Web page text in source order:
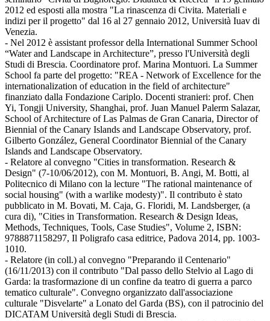
2012 ed esposti alla mostra "La rinascenza di Civita. Materiali e
indizi per il progetto" dal 16 al 27 gennaio 2012, Università Iuav di
Venezia.
- Nel 2012 è assistant professor della International Summer School
“Water and Landscape in Architecture”, presso l'Università degli
Studi di Brescia. Coordinatore prof. Marina Montuori. La Summer
School fa parte del progetto: "REA - Network of Excellence for the
internationalization of education in the field of architecture"
finanziato dalla Fondazione Cariplo. Docenti stranieri: prof. Chen
Yi, Tongji University, Shanghai, prof. Juan Manuel Palerm Salazar,
School of Architecture of Las Palmas de Gran Canaria, Director of
Biennial of the Canary Islands and Landscape Observatory, prof.
Gilberto González, General Coordinator Biennial of the Canary
Islands and Landscape Observatory.
- Relatore al convegno "Cities in transformation. Research &
Design" (7-10/06/2012), con M. Montuori, B. Angi, M. Botti, al
Politecnico di Milano con la lecture "The rational maintenance of
social housing" (with a warlike modesty)". Il contributo è stato
pubblicato in M. Bovati, M. Caja, G. Floridi, M. Landsberger, (a
cura di), "Cities in Transformation. Research & Design Ideas,
Methods, Techniques, Tools, Case Studies", Volume 2, ISBN:
9788871158297, Il Poligrafo casa editrice, Padova 2014, pp. 1003-
1010.
- Relatore (in coll.) al convegno "Preparando il Centenario"
(16/11/2013) con il contributo "Dal passo dello Stelvio al Lago di
Garda: la trasformazione di un confine da teatro di guerra a parco
tematico culturale". Convegno organizzato dall'associazione
culturale "Disvelarte" a Lonato del Garda (BS), con il patrocinio del
DICATAM Università degli Studi di Brescia.